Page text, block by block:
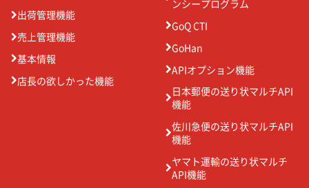
出荷管理機能
売上管理機能
基本情報
店長の欲しかった機能
ンシープログラム
GoQ CTI
GoHan
APIオプション機能
日本郵便の送り状マルチAPI
機能
佐川急便の送り状マルチAPI
機能
ヤマト運輸の送り状マルチ
API機能